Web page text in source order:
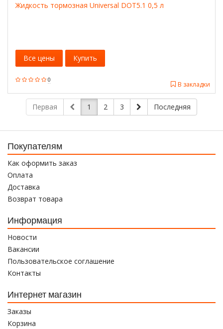
Жидкость тормозная Universal DOT5.1 0,5 л
0
В закладки
Все цены Купить
Первая 1 2 3 Последняя
Покупателям
Как оформить заказ
Оплата
Доставка
Возврат товара
Информация
Новости
Вакансии
Пользовательское соглашение
Контакты
Интернет магазин
Заказы
Корзина